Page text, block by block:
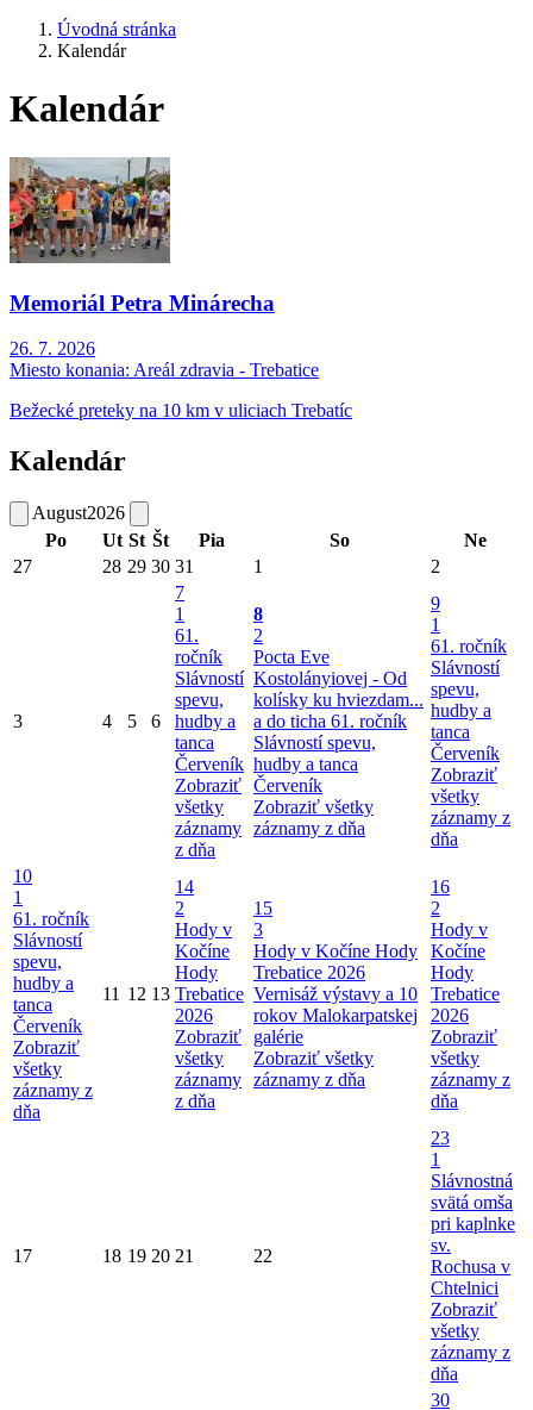
Úvodná stránka
Kalendár
Kalendár
Memoriál Petra Minárecha
26. 7. 2026
Miesto konania: Areál zdravia - Trebatice
Bežecké preteky na 10 km v uliciach Trebatíc
Kalendár
August2026
Po
Ut St Št Pia So
Ne
27
28 29 30 31 1 2
3 4 5 6
7
1
61.
ročník
Slávností
spevu,
hudby a
tanca
Červeník
Zobraziť
všetky
záznamy
z dňa
8
2
Pocta Eve
Kostolányiovej - Od
kolísky ku hviezdam...
a do ticha 61. ročník
Slávností spevu,
hudby a tanca
Červeník
Zobraziť všetky
záznamy z dňa
9
1
61. ročník
Slávností
spevu,
hudby a
tanca
Červeník
Zobraziť
všetky
záznamy z
dňa
10
1
61. ročník
Slávností
spevu,
hudby a
tanca
Červeník
Zobraziť
všetky
záznamy z
dňa
11 12 13
14
2
Hody v
Kočíne
Hody
Trebatice
2026
Zobraziť
všetky
záznamy
z dňa
15
3
Hody v Kočíne Hody
Trebatice 2026
Vernisáž výstavy a 10
rokov Malokarpatskej
galérie
Zobraziť všetky
záznamy z dňa
16
2
Hody v
Kočíne
Hody
Trebatice
2026
Zobraziť
všetky
záznamy z
dňa
17 18 19 20 21 22
23
1
Slávnostná
svätá omša
pri kaplnke
sv.
Rochusa v
Chtelnici
Zobraziť
všetky
záznamy z
dňa
30